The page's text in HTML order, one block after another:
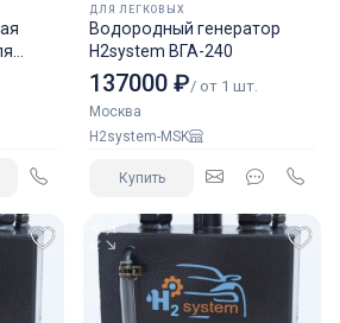
ДЛЯ ЛЕГКОВЫХ
Водородный генератор
H2system ВГА-240
137000 ₽/ от 1 шт.
Москва
H2system-MSK
Купить